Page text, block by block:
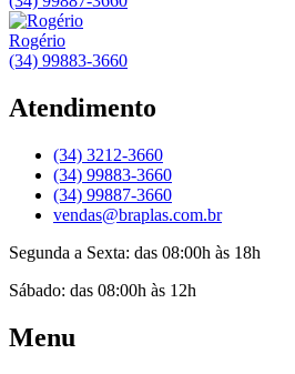
Rogério
(34) 99883-3660
Atendimento
(34) 3212-3660
(34) 99883-3660
(34) 99887-3660
vendas@braplas.com.br
Segunda a Sexta: das 08:00h às 18h
Sábado: das 08:00h às 12h
Menu